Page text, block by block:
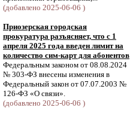
(добавлено 2025-06-06 )
Приозерская городская
прокуратура разъясняет, что с 1
апреля 2025 года введен лимит на
количество сим-карт для абонентов
Федеральным законом от 08.08.2024
№ 303-ФЗ внесены изменения в
Федеральный закон от 07.07.2003 №
126-ФЗ «О связи».
(добавлено 2025-06-06 )